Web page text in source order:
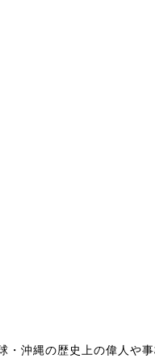
・沖縄の歴史上の偉人や事